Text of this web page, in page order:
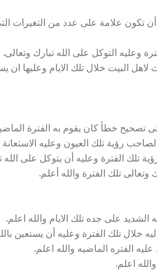
علامة على عدد من التغيرات
وعليه التوكل على الله تبارك وتعالى.
البيت خلال تلك الايام وعليها ان
خطأ كان يقوم به الفترة
رؤية تلك العيون وعليه الاستعانة
تلك الفترة وعليه أن يتوكل على الله
تلك الفترة والله أعلم.
على جده تلك الايام والله اعلم.
خلال تلك الفترة وعليه أن يستعين
الفتره الماضيه والله اعلم.
اعلم.